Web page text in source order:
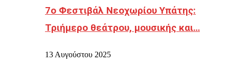
7ο Φεστιβάλ Νεοχωρίου Υπάτης:
Τριήμερο θεάτρου, μουσικής και…
13 Αυγούστου 2025